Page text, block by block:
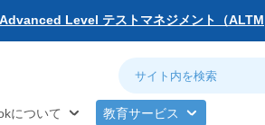
Level テストマネジメント（
ープ内事業再編に伴うサービス提供会社
間開催スケジュール公開のお知らせ
について 教育サービス
フトウェア品質